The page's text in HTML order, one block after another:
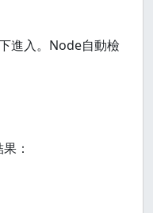
進入。Node自動檢
：